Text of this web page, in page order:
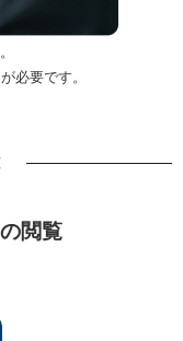
必要です。
閲覧